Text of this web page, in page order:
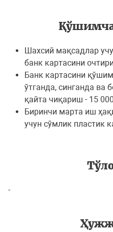
Шахсий мақсадлар
банк картасини
Банк картасини
ўтганда, синганда ва
қайта чиқариш - 15
Биринчи марта иш
учун сўмлик пластик
-